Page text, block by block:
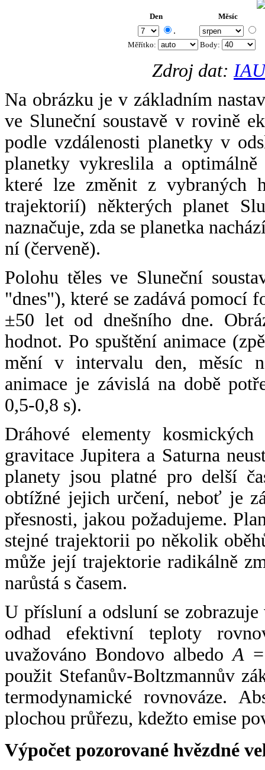
Den Měsíc
.
Měřítko: Body:
Zdroj dat:
Na obrázku je v základním
ve Sluneční soustavě v rovině
podle vzdálenosti planetky v
planetky vykreslila a
které lze změnit z vybraných
trajektorií) některých planet
naznačuje, zda se planetka
ní (červeně).
Polohu těles ve Sluneční
"dnes"), které se zadává pomocí
±50 let od dnešního dne.
hodnot. Po spuštění animace
mění v intervalu den, měsíc
animace je závislá na době
0,5-0,8 s).
Dráhové elementy
gravitace Jupitera a Saturna
planety jsou platné pro delší
obtížné jejich určení, neboť je
přesnosti, jakou požadujeme.
stejné trajektorii po několik
může její trajektorie radikálně
narůstá s časem.
U přísluní a odsluní se
odhad efektivní teploty
uvažováno Bondovo albedoA
použit Stefanův-Boltzmannův
termodynamické rovnováze.
plochou průřezu, kdežto emise
Výpočet pozorované hvězdné